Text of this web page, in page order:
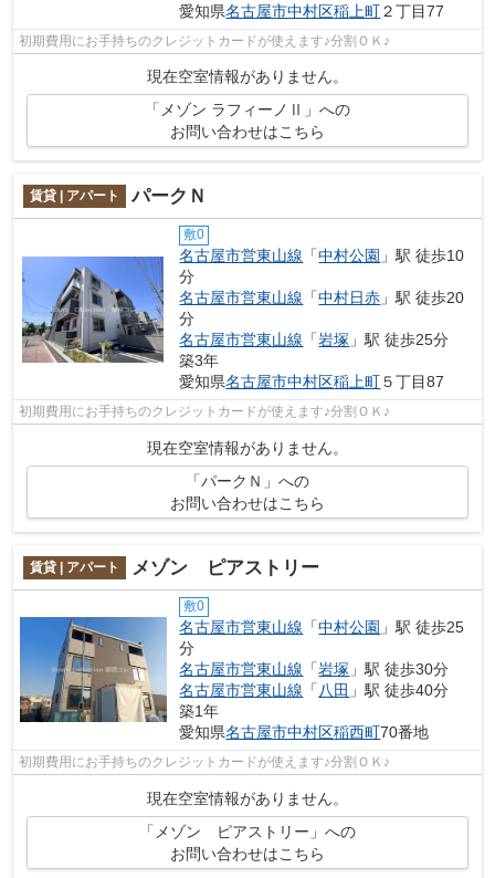
愛知県名古屋市中村区稲上町２丁目77
初期費用にお手持ちのクレジットカードが使えます♪分割ＯＫ♪
現在空室情報がありません。
「メゾン ラフィーノⅡ」への
お問い合わせはこちら
賃貸 | アパート パークＮ
敷0
名古屋市営東山線 「中村公園 」駅 徒歩10
分
名古屋市営東山線 「中村日赤 」駅 徒歩20
分
名古屋市営東山線 「岩塚 」駅 徒歩25分
築3年
愛知県名古屋市中村区稲上町５丁目87
初期費用にお手持ちのクレジットカードが使えます♪分割ＯＫ♪
現在空室情報がありません。
「パークＮ」への
お問い合わせはこちら
賃貸 | アパート メゾン ピアストリー
敷0
名古屋市営東山線 「中村公園 」駅 徒歩25
分
名古屋市営東山線 「岩塚 」駅 徒歩30分
名古屋市営東山線 「 八田 」駅 徒歩40分
築1年
愛知県名古屋市中村区稲西町70番地
初期費用にお手持ちのクレジットカードが使えます♪分割ＯＫ♪
現在空室情報がありません。
「メゾン ピアストリー」への
お問い合わせはこちら